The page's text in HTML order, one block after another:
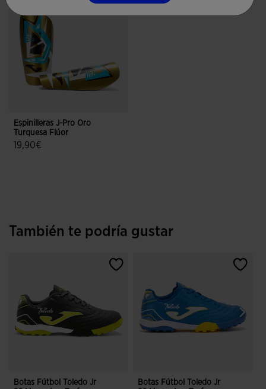
Espinilleras J-Pro Oro
Turquesa Flúor
19,90€
También te podría gustar
Botas Fútbol Toledo Jr
Botas Fútbol Toledo Jr